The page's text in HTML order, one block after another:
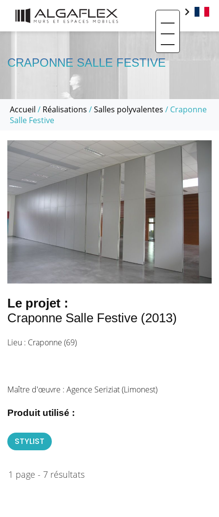
BASE DOCUMENTAIRE
QUI SOMMES-NOUS ?
RÉALISATIONS
ACTUALITÉS
Toggle
CRAPONNE SALLE FESTIVE
Accueil / Réalisations /Salles polyvalentes / Craponne
Salle Festive
Le projet :
Craponne Salle Festive (2013)
Lieu : Craponne (69)
Maître d'œuvre : Agence Seriziat (Limonest)
Produit utilisé :
STYLIST
1 page - 7 résultats